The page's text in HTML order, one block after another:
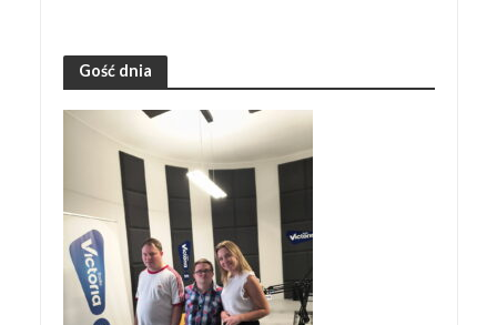
Gość dnia